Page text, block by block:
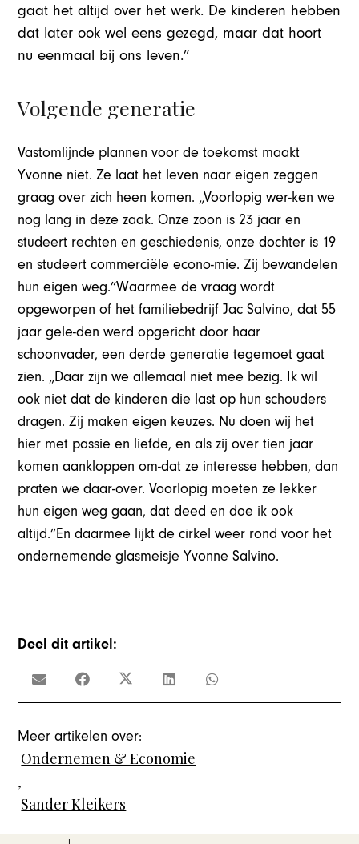
gaat het altijd over het werk. De kinderen hebben
dat later ook wel eens gezegd, maar dat hoort
nu eenmaal bij ons leven.”
Volgende generatie
Vastomlijnde plannen voor de toekomst maakt
Yvonne niet. Ze laat het leven naar eigen zeggen
graag over zich heen komen. „Voorlopig wer-ken we
nog lang in deze zaak. Onze zoon is 23 jaar en
studeert rechten en geschiedenis, onze dochter is 19
en studeert commerciële econo-mie. Zij bewandelen
hun eigen weg.”Waarmee de vraag wordt
opgeworpen of het familiebedrijf Jac Salvino, dat 55
jaar gele-den werd opgericht door haar
schoonvader, een derde generatie tegemoet gaat
zien. „Daar zijn we allemaal niet mee bezig. Ik wil
ook niet dat de kinderen die last op hun schouders
dragen. Zij maken eigen keuzes. Nu doen wij het
hier met passie en liefde, en als zij over tien jaar
komen aankloppen om-dat ze interesse hebben, dan
praten we daar-over. Voorlopig moeten ze lekker
hun eigen weg gaan, dat deed en doe ik ook
altijd.”En daarmee lijkt de cirkel weer rond voor het
ondernemende glasmeisje Yvonne Salvino.
Deel dit artikel:
Meer artikelen over:
Ondernemen & Economie
,
Sander Kleikers